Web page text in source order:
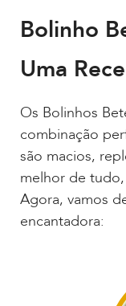
Bolinho
Uma
Os Bolinhos
combinação
são macios,
melhor de
Agora, vamos
encantadora: